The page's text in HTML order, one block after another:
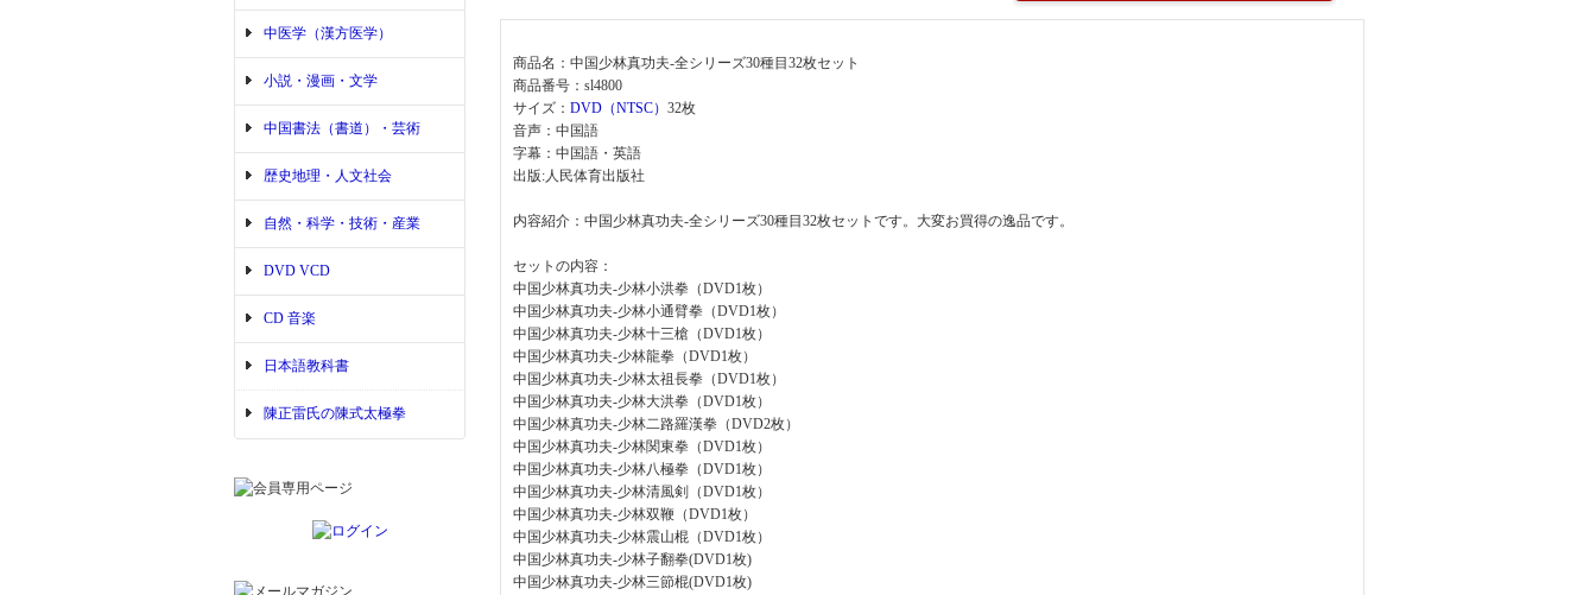
中医学（漢方医学）
小説・漫画・文学
中国書法（書道）・芸術
歴史地理・人文社会
自然・科学・技術・産業
DVD VCD
CD 音楽
日本語教科書
陳正雷氏の陳式太極拳
商品名：中国少林真功夫-全シリーズ30種目32枚セット
商品番号：sl4800
サイズ： DVD（NTSC） 32枚
音声：中国語
字幕：中国語・英語
出版:人民体育出版社
内容紹介：中国少林真功夫-全シリーズ30種目32枚セットです。大変お買得の逸品です。
セットの内容：
中国少林真功夫-少林小洪拳（DVD1枚）
中国少林真功夫-少林小通臂拳（DVD1枚）
中国少林真功夫-少林十三槍（DVD1枚）
中国少林真功夫-少林龍拳（DVD1枚）
中国少林真功夫-少林太祖長拳（DVD1枚）
中国少林真功夫-少林大洪拳（DVD1枚）
中国少林真功夫-少林二路羅漢拳（DVD2枚）
中国少林真功夫-少林関東拳（DVD1枚）
中国少林真功夫-少林八極拳（DVD1枚）
中国少林真功夫-少林清風剣（DVD1枚）
中国少林真功夫-少林双鞭（DVD1枚）
中国少林真功夫-少林震山棍（DVD1枚）
中国少林真功夫-少林子翻拳(DVD1枚)
中国少林真功夫-少林三節棍(DVD1枚)